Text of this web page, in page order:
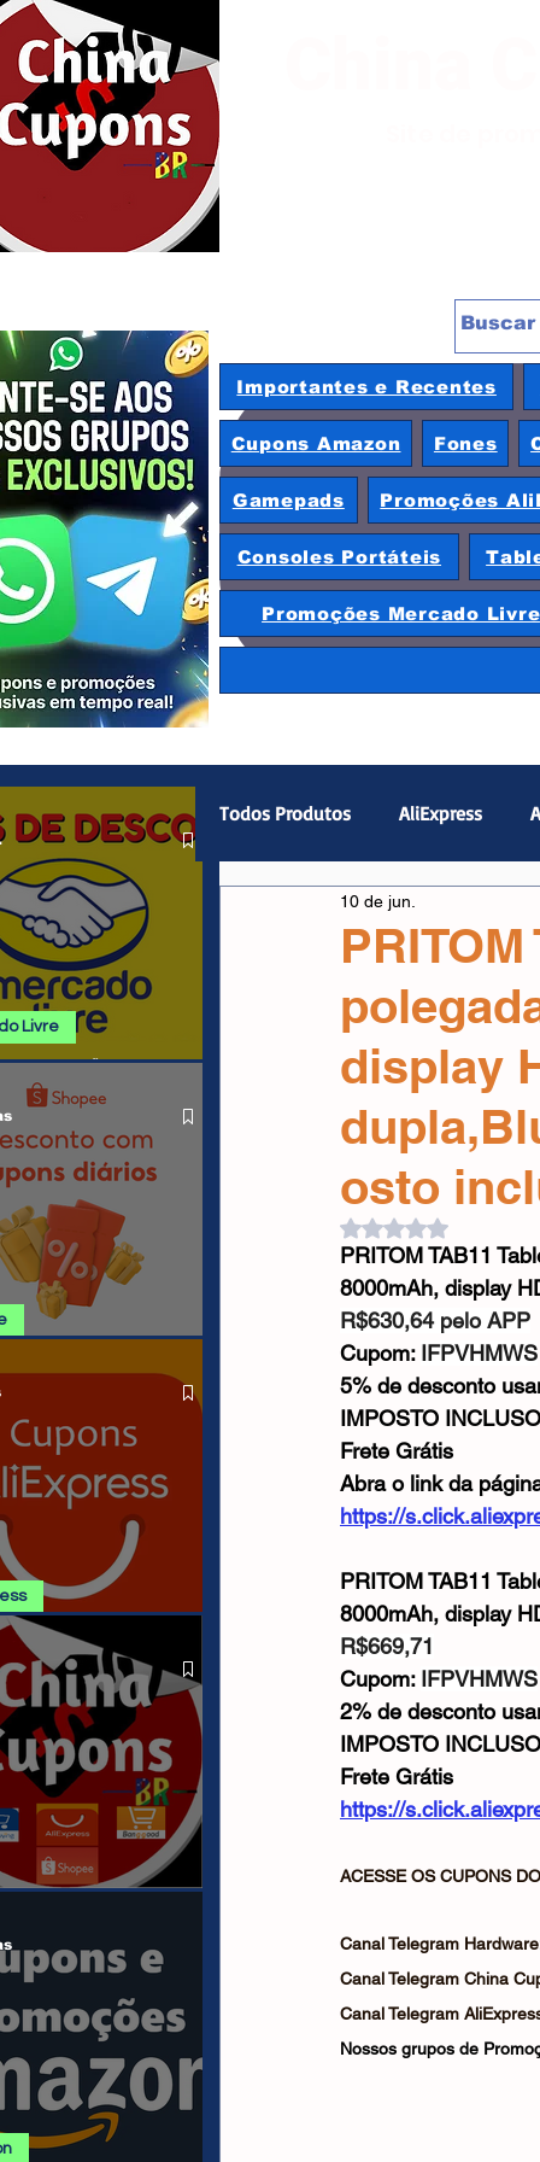
China
Importantes e Recentes
Cupons Amazon Fones
Gamepads Promoções
Consoles Portáteis
Promoções Mercado Livre
PROMOÇÕES
LIVRE
Livre
Todos Produtos AliExpress
Magazine Luiza
Smartphones
display
osto
10 de jun.
Avaliado com NaN
PRITOM TAB11
8000mAh, display
R$630,64 pelo APP
Cupom: IFPVHMWS
5% de desconto
IMPOSTO INCLUSO
Frete Grátis
Abra o link da
https://
PRITOM TAB11
8000mAh, display
R$669,71
Cupom: IFPVHMWS
2% de desconto
IMPOSTO INCLUSO
Frete Grátis
https://
ACESSE OS CUPONS
Canal Telegram
Canal Telegram China
Canal Telegram
Nossos grupos de